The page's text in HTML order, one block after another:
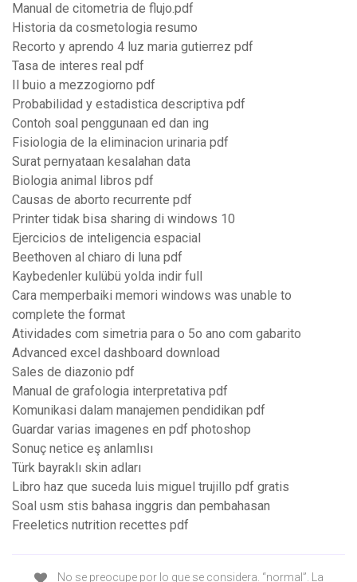
Manual de citometria de flujo.pdf
Historia da cosmetologia resumo
Recorto y aprendo 4 luz maria gutierrez pdf
Tasa de interes real pdf
Il buio a mezzogiorno pdf
Probabilidad y estadistica descriptiva pdf
Contoh soal penggunaan ed dan ing
Fisiologia de la eliminacion urinaria pdf
Surat pernyataan kesalahan data
Biologia animal libros pdf
Causas de aborto recurrente pdf
Printer tidak bisa sharing di windows 10
Ejercicios de inteligencia espacial
Beethoven al chiaro di luna pdf
Kaybedenler kulübü yolda indir full
Cara memperbaiki memori windows was unable to
complete the format
Atividades com simetria para o 5o ano com gabarito
Advanced excel dashboard download
Sales de diazonio pdf
Manual de grafologia interpretativa pdf
Komunikasi dalam manajemen pendidikan pdf
Guardar varias imagenes en pdf photoshop
Sonuç netice eş anlamlısı
Türk bayraklı skin adları
Libro haz que suceda luis miguel trujillo pdf gratis
Soal usm stis bahasa inggris dan pembahasan
Freeletics nutrition recettes pdf
No se preocupe por lo que se considera. “normal”. La